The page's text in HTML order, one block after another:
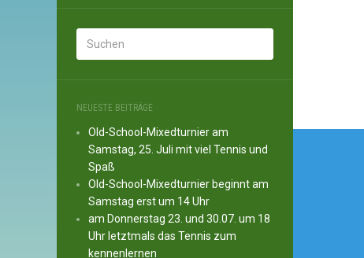
NEUESTE BEITRÄGE
Old-School-Mixedturnier am
Samstag, 25. Juli mit viel Tennis und
Spaß
Old-School-Mixedturnier beginnt am
Samstag erst um 14 Uhr
am Donnerstag 23. und 30.07. um 18
Uhr letztmals das Tennis zum
kennenlernen